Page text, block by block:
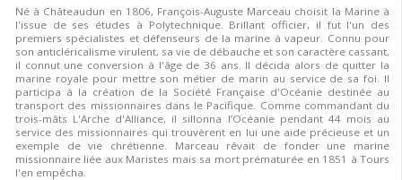
Né à Châteaudun en 1806, François-Auguste Marceau choisit la Marine à
l'issue de ses études à Polytechnique. Brillant officier, il fut l'un des
premiers spécialistes et défenseurs de la marine à vapeur. Connu pour
son anticléricalisme virulent, sa vie de débauche et son caractère cassant,
il connut une conversion à l'âge de 36 ans. Il décida alors de quitter la
marine royale pour mettre son métier de marin au service de sa foi. Il
participa à la création de la Société Française d'Océanie destinée au
transport des missionnaires dans le Pacifique. Comme commandant du
trois-mâts L'Arche d'Alliance, il sillonna l’Océanie pendant 44 mois au
service des missionnaires qui trouvèrent en lui une aide précieuse et un
exemple de vie chrétienne. Marceau rêvait de fonder une marine
missionnaire liée aux Maristes mais sa mort prématurée en 1851 à Tours
l'en empêcha.